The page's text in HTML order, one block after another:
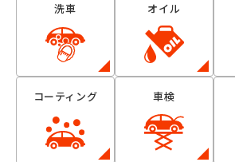
洗車 オイル
コーティング 車検